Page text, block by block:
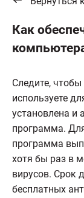
Как
Следите,
используете
установлена и
программа.
программа
хотя бы раз в
вирусов. Срок
бесплатных